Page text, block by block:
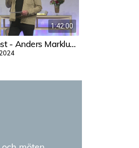
1:42:00
Gudstjänst - Anders Marklund